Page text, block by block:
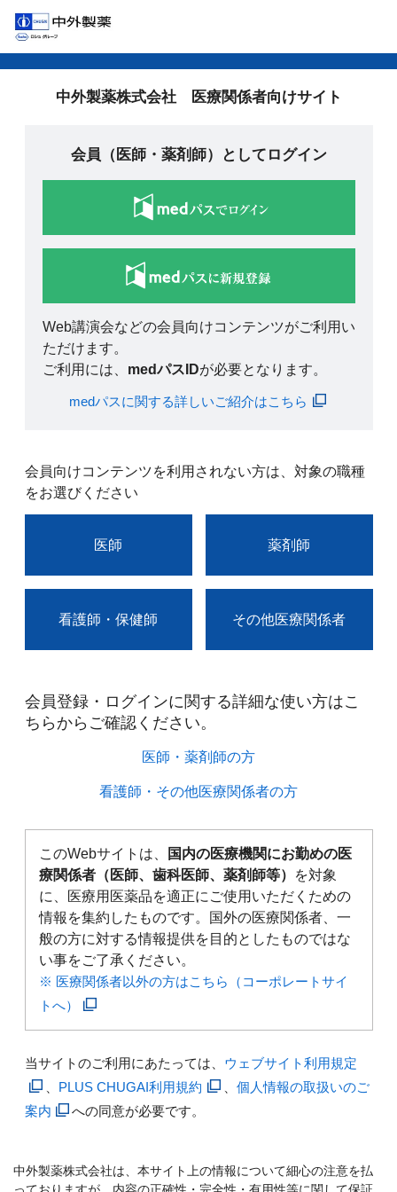
中外製薬株式会社 医療関係者向けサイト
会員（医師・薬剤師）としてログイン
Web講演会などの会員向けコンテンツがご利用い
ただけます。
ご利用には、 medパスIDが必要となります。
medパスに関する詳しいご紹介はこちら
会員向けコンテンツを利用されない方は、対象の職種
をお選びください
医師 薬剤師
看護師・保健師 その他医療関係者
会員登録・ログインに関する詳細な使い方はこ
ちらからご確認ください。​
医師・薬剤師の方​
看護師・その他医療関係者の方​
このWebサイトは、
国内の医療機関にお勤めの医
療関係者（医師、歯科医師、薬剤師等）
を対象
に、医療用医薬品を適正にご使用いただくための
情報を集約したものです。国外の医療関係者、一
般の方に対する情報提供を目的としたものではな
い事をご了承ください。
※ 医療関係者以外の方はこちら（コーポレートサイ
トへ）
当サイトのご利用にあたっては、 ウェブサイト利用規定
PLUS CHUGAI利用規約
個人情報の取扱いのご
案内
への同意が必要です。
中外製薬株式会社は、本サイト上の情報について細心の注意を払
っておりますが、内容の正確性・完全性・有用性等に関して保証